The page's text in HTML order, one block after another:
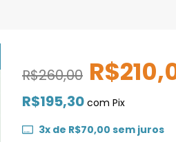
R$260,00
R$195,30 com Pix
3x de R$70,00 sem juros